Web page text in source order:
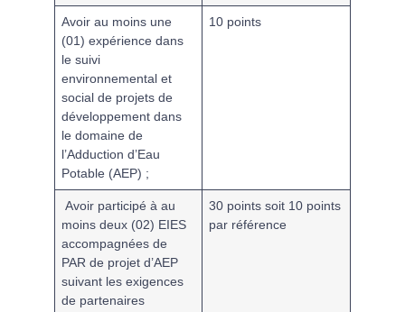
Avoir au moins une
(01) expérience dans
le suivi
environnemental et
social de projets de
développement dans
le domaine de
l’Adduction d’Eau
Potable (AEP) ;
10 points
Avoir participé à au
moinsdeux (02) EIES
accompagnées de
PAR de projet d’AEP
suivant les exigences
de partenaires
30 points soit 10 points
par référence